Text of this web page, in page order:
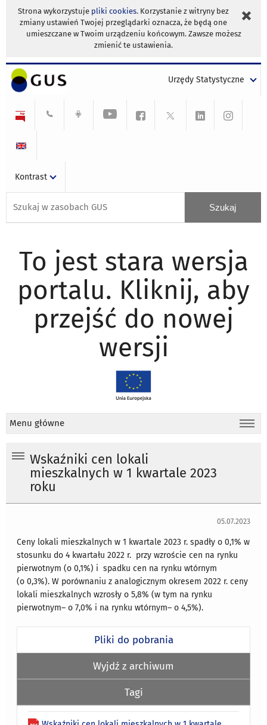
Strona wykorzystuje pliki cookies. Korzystanie z witryny bez
zmiany ustawień Twojej przeglądarki oznacza, że będą one
umieszczane w Twoim urządzeniu końcowym. Zawsze możesz
zmienić te ustawienia.
Urzędy Statystyczne
Kontrast
To jest stara wersja
portalu. Kliknij, aby
przejść do nowej
wersji
Menu główne
Wskaźniki cen lokali
mieszkalnych w 1 kwartale 2023
roku
05.07.2023
Ceny lokali mieszkalnych w 1 kwartale 2023 r. spadły o 0,1% w
stosunku do 4 kwartału 2022 r. przy wzroście cen na rynku
pierwotnym (o 0,1%) i spadku cen na rynku wtórnym
(o 0,3%). W porównaniu z analogicznym okresem 2022 r. ceny
lokali mieszkalnych wzrosły o 5,8% (w tym na rynku
pierwotnym– o 7,0% i na rynku wtórnym– o 4,5%).
Pliki do pobrania
Wyjdź z archiwum
Tagi